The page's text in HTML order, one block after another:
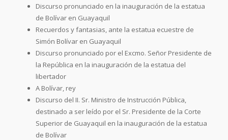
Discurso pronunciado en la inauguración de la estatua
de Bolívar en Guayaquil
Recuerdos y fantasias, ante la estatua ecuestre de
Simón Bolívar en Guayaquil
Discurso pronunciado por el Excmo. Señor Presidente de
la República en la inauguración de la estatua del
libertador
A Bolívar, rey
Discurso del II. Sr. Ministro de Instrucción Pública,
destinado a ser leído por el Sr. Presidente de la Corte
Superior de Guayaquil en la inauguración de la estatua
de Bolívar